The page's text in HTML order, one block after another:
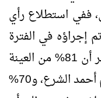
ففي استطلاع رأي
إجراؤه في الفترة
من 15 إلى 20 يوليو 2025م، يظهر أن 81% من العينة
(1500 شخص) يوافقون على حكم أحمد الشرع، و70%